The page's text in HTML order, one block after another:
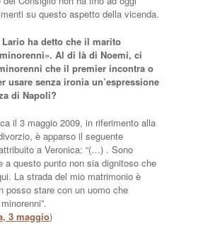
su questo aspetto della vicenda.
Lario ha detto che il marito
Al di là di Noemi, ci
che il premier incontra o
usare senza ironia un’espressione
di Napoli?
il 3 maggio 2009, in riferimento alla
è apparso il seguente
a Veronica: “(…) . Sono
a questo punto non sia dignitoso che
La strada del mio matrimonio è
posso stare con un uomo che
3 maggio)